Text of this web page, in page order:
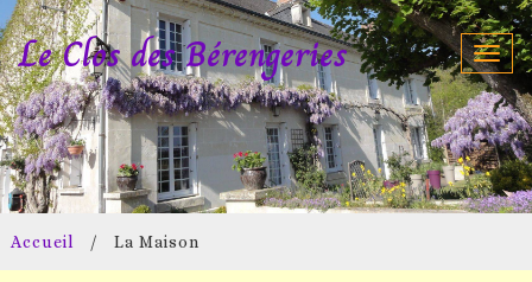
Le Clos des Bérengeries
Accueil / La Maison